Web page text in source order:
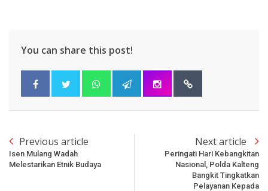
You can share this post!
Previous article
Isen Mulang Wadah
Melestarikan Etnik Budaya
Next article
Peringati Hari Kebangkitan
Nasional, Polda Kalteng
Bangkit Tingkatkan
Pelayanan Kepada